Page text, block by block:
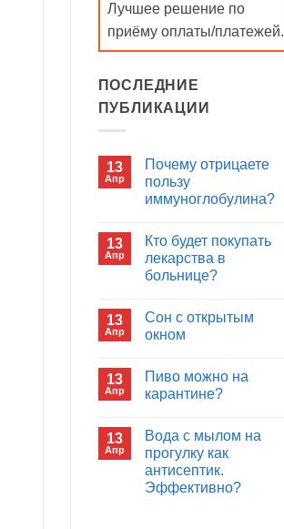
Лучшее решение по
приёму оплаты/платежей.
ПОСЛЕДНИЕ
ПУБЛИКАЦИИ
13
Апр
Почему отрицаете
пользу
иммуноглобулина?
записи
Почему
отрицаете
пользу
13
Апр
Кто будет покупать
лекарства в
больнице?
записи
Кто
будет
больнице?
13
Апр
Сон с открытым
окном
записи
Сон
с
13
Апр
Пиво можно на
карантине?
записи
Пиво
можно
на
карантине?
13
Апр
Вода с мылом на
прогулку как
антисептик.
Эффективно?